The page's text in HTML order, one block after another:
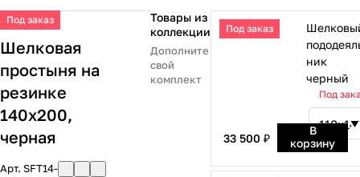
Под заказ
Шелковая
простыня на
резинке
140х200,
черная
Арт. SFT14-
Товары из
коллекции
Дополните
свой
комплект
Под заказ
ник
черный
Под
33 500 ₽
В
корзину